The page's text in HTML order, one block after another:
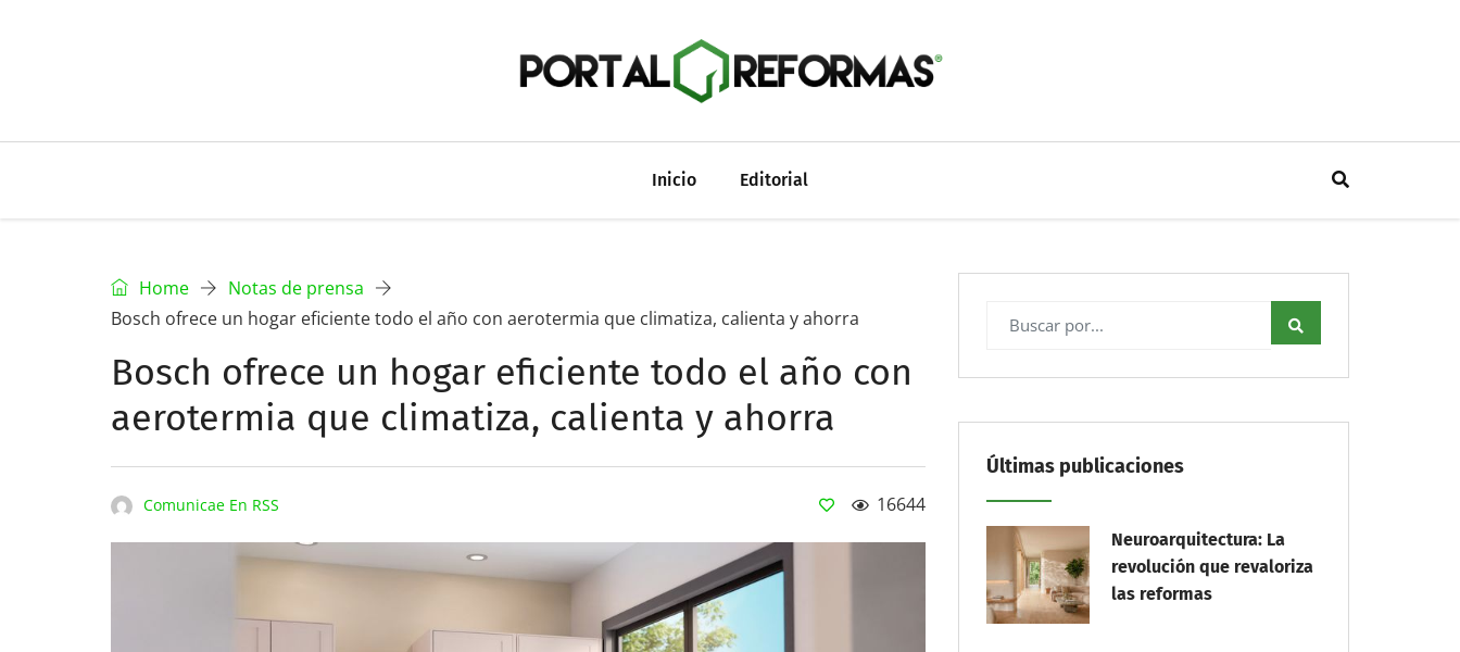
Inicio Editorial
Home
Notas de prensa
Bosch ofrece un hogar eficiente todo el año con aerotermia que climatiza, calienta y ahorra
Bosch ofrece un hogar eficiente todo el año con
aerotermia que climatiza, calienta y ahorra
Comunicae En RSS 16644
Últimas publicaciones
Neuroarquitectura: La
revolución que revaloriza
las reformas